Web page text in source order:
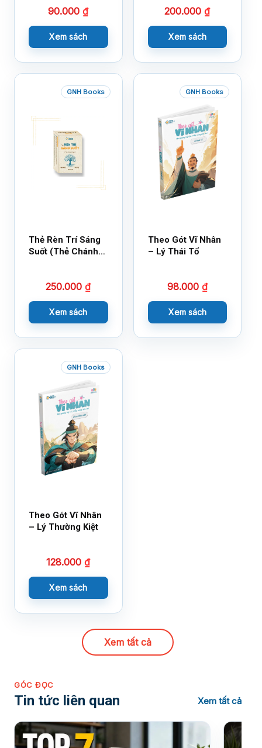
Cùng 150 Sticker
90.000₫
Xem sách
200.000₫
Xem sách
GNH Books
Thẻ Rèn Trí Sáng
Suốt (Thẻ Chánh
250.000₫
Xem sách
GNH Books
Theo Gót Vĩ Nhân
– Lý Thái Tổ
98.000 ₫
Xem sách
GNH Books
Theo Gót Vĩ Nhân
– Lý Thường Kiệt
128.000₫
Xem sách
Xem tất cả
GÓC ĐỌC
Tin tức liên quan Xem tất cả